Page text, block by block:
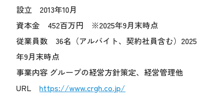
設立 2013年10月
資本金 452百万円 ※2025年9月末時点
従業員数 36名（アルバイト、契約社員含む）2025
年9月末時点
事業内容 グループの経営方針策定、経営管理他
URLhttps://www.crgh.co.jp/